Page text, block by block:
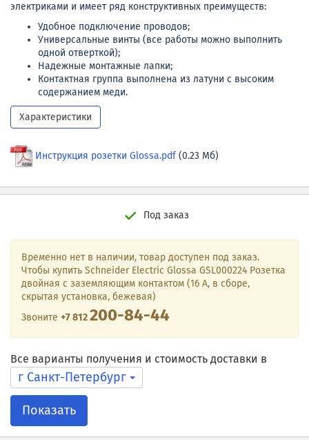
электриками и имеет ряд конструктивных преимуществ:
Удобное подключение проводов;
Универсальные винты (все работы можно выполнить
одной отверткой);
Надежные монтажные лапки;
Контактная группа выполнена из латуни с высоким
содержанием меди.
Характеристики
Инструкция розетки Glossa.pdf(0.23 Мб)
Под заказ
Временно нет в наличии, товар доступен под заказ.
Чтобы купить Schneider Electric Glossa GSL000224 Розетка
двойная с заземляющим контактом (16 А, в сборе,
скрытая установка, бежевая)
Звоните +7 812200-84-44
Все варианты получения и стоимость доставки в
г Санкт-Петербург
Показать